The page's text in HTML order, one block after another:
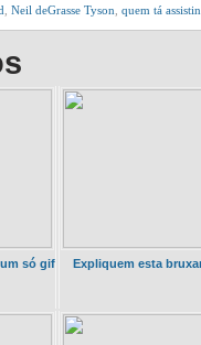
Neil deGrasse Tyson quem tá
só gif Expliquem esta